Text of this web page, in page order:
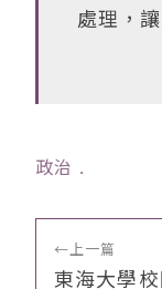
處理，
政治 ﹒
←上一篇
東海大學